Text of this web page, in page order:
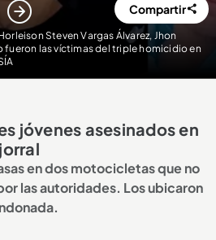
Steven Vargas Álvarez, Jhon
fueron las víctimas del triple homicidio en
Compartir
jóvenes asesinados en
en dos motocicletas que no
las autoridades. Los ubicaron